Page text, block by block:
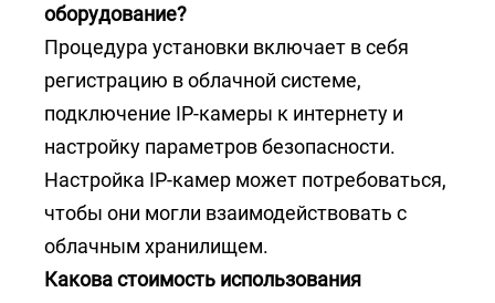
оборудование?
Процедура установки включает в себя
регистрацию в облачной системе,
подключение IP-камеры к интернету и
настройку параметров безопасности.
Настройка IP-камер может потребоваться,
чтобы они могли взаимодействовать с
облачным хранилищем.
Какова стоимость использования